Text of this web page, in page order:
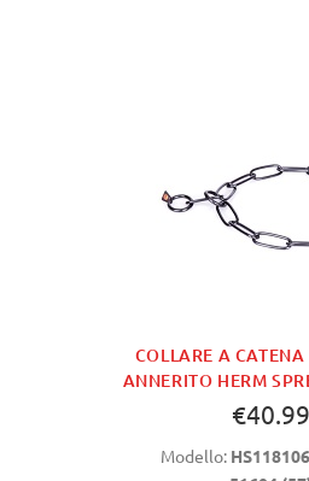
COLLARE A
ANNERITO HERM
€40.99
Modello: